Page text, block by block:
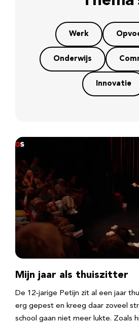
Werk
Onderwijs
Innovatie
Mijn jaar als thuiszitter
De 12-jarige Petijn zit al een jaar
erg gepest en kreeg daar zoveel
school gaan niet meer lukte. Zoals